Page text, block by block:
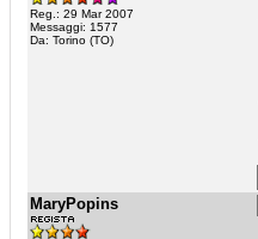
Reg.: 29 Mar 2007
Messaggi: 1577
Da: Torino (TO)
MaryPopins